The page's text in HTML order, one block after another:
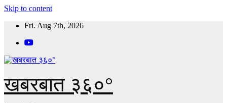
Skip to content
Fri. Aug 7th, 2026
खबरबात ३६०°